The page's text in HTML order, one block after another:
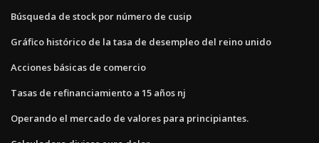
Búsqueda de stock por número de cusip
Gráfico histórico de la tasa de desempleo del reino unido
Acciones básicas de comercio
Tasas de refinanciamiento a 15 años nj
Operando el mercado de valores para principiantes.